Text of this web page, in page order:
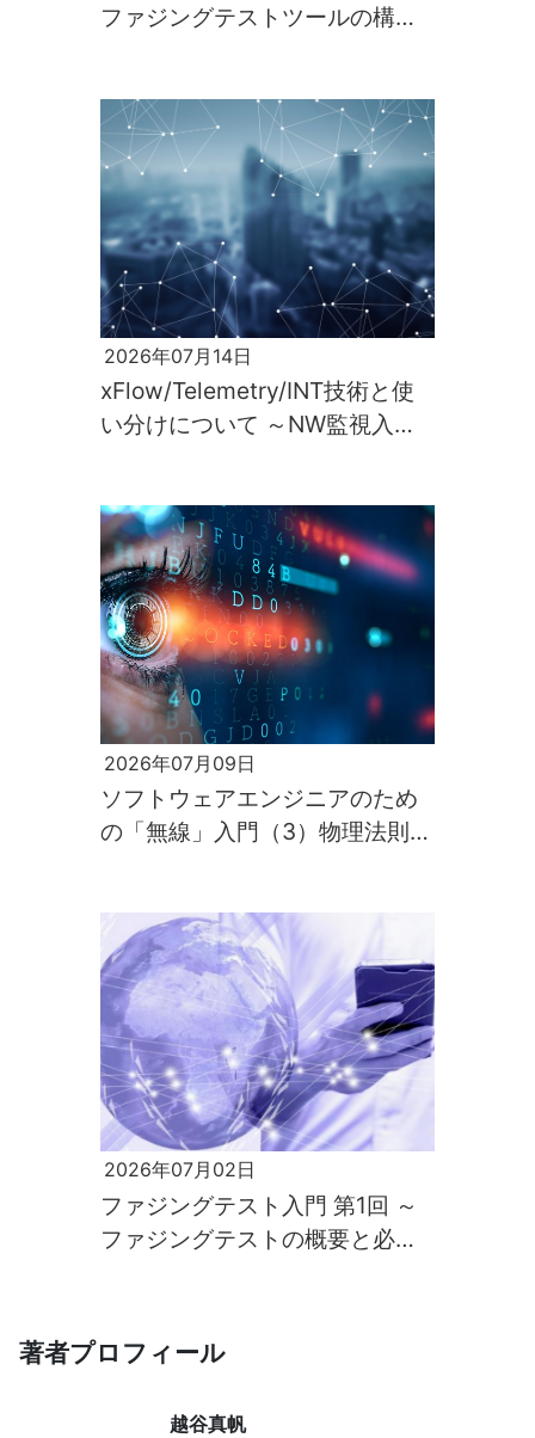
ファジングテストツールの構築
2026年07月14日
xFlow/Telemetry/INT技術と使
い分けについて ～NW監視入門
2026年07月09日
ソフトウェアエンジニアのため
の「無線」入門（3）物理法則が
2026年07月02日
ファジングテスト入門 第1回 ～
ファジングテストの概要と必要
著者プロフィール
越谷真帆